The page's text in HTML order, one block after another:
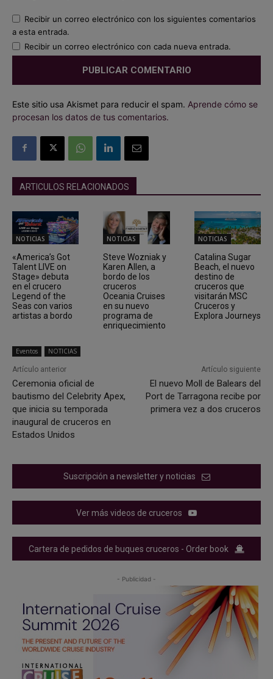
Recibir un correo electrónico con los siguientes comentarios
a esta entrada.
Recibir un correo electrónico con cada nueva entrada.
Este sitio usa Akismet para reducir el spam. Aprende cómo se
procesan los datos de tus comentarios.
ARTICULOS RELACIONADOS
NOTICIAS
«America’s Got
Talent LIVE on
Stage» debuta
en el crucero
Legend of the
Seas con varios
artistas a bordo
NOTICIAS
Steve Wozniak y
Karen Allen, a
bordo de los
cruceros
Oceania Cruises
en su nuevo
programa de
enriquecimiento
NOTICIAS
Catalina Sugar
Beach, el nuevo
destino de
cruceros que
visitarán MSC
Cruceros y
Explora Journeys
Eventos NOTICIAS
Artículo anterior
Ceremonia oficial de
bautismo del Celebrity Apex,
que inicia su temporada
inaugural de cruceros en
Estados Unidos
Artículo siguiente
El nuevo Moll de Balears del
Port de Tarragona recibe por
primera vez a dos cruceros
Suscripción a newsletter y noticias
Ver más videos de cruceros
Cartera de pedidos de buques cruceros - Order book
- Publicidad -